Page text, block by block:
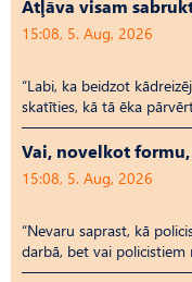
Atļāva visam
15:08, 5. Aug, 2026
“Labi, ka beidzot
skatīties, kā tā ēka
Vai, novelkot
15:08, 5. Aug, 2026
“Nevaru saprast, kā
darbā, bet vai policistiem